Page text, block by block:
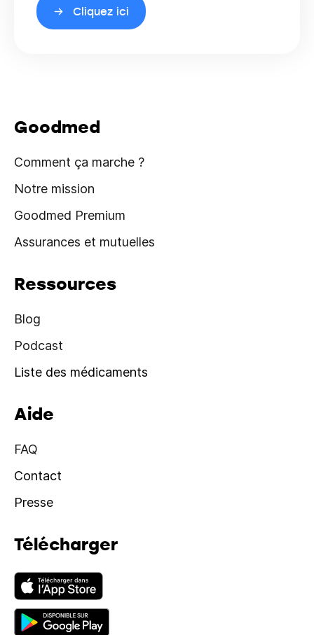
Cliquez ici
Goodmed
Comment ça marche ?
Notre mission
Goodmed Premium
Assurances et mutuelles
Ressources
Blog
Podcast
Liste des médicaments
Aide
FAQ
Contact
Presse
Télécharger